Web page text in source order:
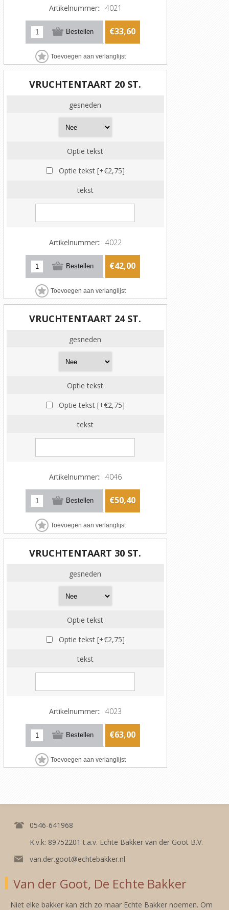
Artikelnummer:: 4021
€33,60
VRUCHTENTAART 20 ST.
gesneden
Optie tekst
Optie tekst [+€2,75]
tekst
Artikelnummer:: 4022
€42,00
VRUCHTENTAART 24 ST.
gesneden
Optie tekst
Optie tekst [+€2,75]
tekst
Artikelnummer:: 4046
€50,40
VRUCHTENTAART 30 ST.
gesneden
Optie tekst
Optie tekst [+€2,75]
tekst
Artikelnummer:: 4023
€63,00
0546-641968
K.v.k: 89752201 t.a.v. Echte Bakker van der Goot B.V.
van.der.goot@echtebakker.nl
Van der Goot, De Echte Bakker
Niet elke bakker kan zich zo maar Echte Bakker noemen. Om